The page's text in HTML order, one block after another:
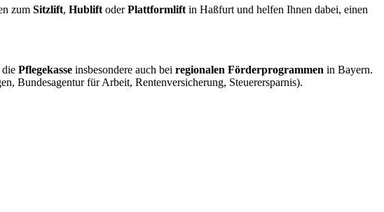
zum Sitzlift, Hublift oderPlattformlift in Haßfurt und helfen Ihnen dabei, einen
die Pflegekasse insbesondere auch bei regionalen Förderprogrammen in Bayern.
Bundesagentur für Arbeit, Rentenversicherung, Steuerersparnis).